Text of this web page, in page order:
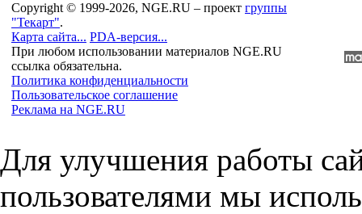
Copyright © 1999-2026, NGE.RU – проект группы
"Текарт".
Карта сайта... PDA-версия...
При любом использовании материалов NGE.RU
ссылка обязательна.
Политика конфиденциальности
Пользовательское соглашение
Реклама на NGE.RU
Для улучшения работы
пользователями мы